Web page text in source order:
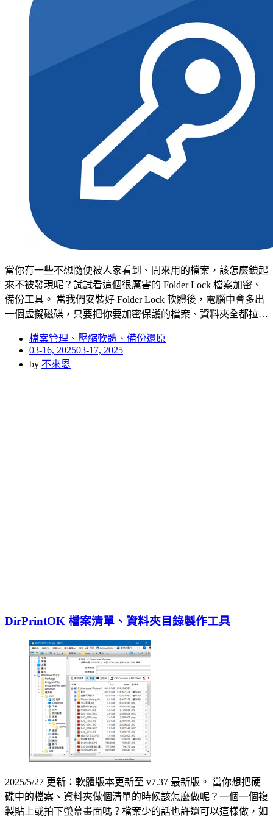
當你有一些不想隨便被人家看到、開來用的檔案，該怎麼鎖起
來不被發現呢？試試看這個很厲害的 Folder Lock 檔案加密、
備份工具。 當我們安裝好 Folder Lock 軟體後，電腦中會多出
一個虛擬磁碟，只要把你要加密保護的檔案、資料夾全都拉…
檔案管理、壓縮軟體、備份還原
Posted
on
03-16, 202503-17, 2025
by 不來恩
DirPrintOK 檔案清單、資料夾目錄製作工具
2025/5/27 更新：軟體版本更新至 v7.37 最新版。 當你想把硬
碟中的檔案、資料夾做個清單的時候該怎麼做呢？一個一個複
製貼上或拍下螢幕畫面嗎？檔案少的話也許還可以這樣做，如